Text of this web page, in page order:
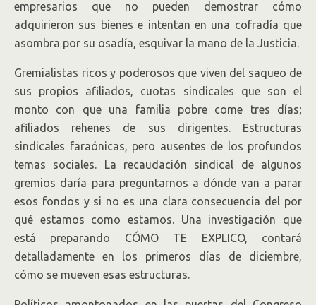
empresarios que no pueden demostrar cómo
adquirieron sus bienes e intentan en una cofradía que
asombra por su osadía, esquivar la mano de la Justicia.
Gremialistas ricos y poderosos que viven del saqueo de
sus propios afiliados, cuotas sindicales que son el
monto con que una familia pobre come tres días;
afiliados rehenes de sus dirigentes. Estructuras
sindicales faraónicas, pero ausentes de los profundos
temas sociales. La recaudación sindical de algunos
gremios daría para preguntarnos a dónde van a parar
esos fondos y si no es una clara consecuencia del por
qué estamos como estamos. Una investigación que
está preparando CÓMO TE EXPLICO, contará
detalladamente en los primeros días de diciembre,
cómo se mueven esas estructuras.